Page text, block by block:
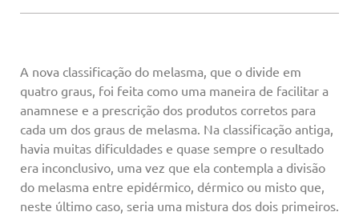
A nova classificação do melasma, que o divide em
quatro graus, foi feita como uma maneira de facilitar a
anamnese e a prescrição dos produtos corretos para
cada um dos graus de melasma. Na classificação antiga,
havia muitas dificuldades e quase sempre o resultado
era inconclusivo, uma vez que ela contempla a divisão
do melasma entre epidérmico, dérmico ou misto que,
neste último caso, seria uma mistura dos dois primeiros.